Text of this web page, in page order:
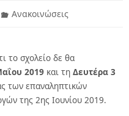
Ανακοινώσεις
το σχολείο δε θα
2019 και τη Δευτέρα 3
των επαναληπτικών
της 2ης Ιουνίου 2019.